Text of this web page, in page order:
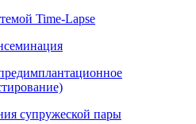
Time-Lapse
супружеской пары